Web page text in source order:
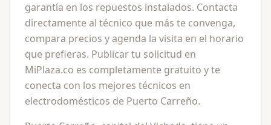
garantía en los repuestos instalados. Contacta
directamente al técnico que más te convenga,
compara precios y agenda la visita en el horario
que prefieras. Publicar tu solicitud en
MiPlaza.co es completamente gratuito y te
conecta con los mejores técnicos en
electrodomésticos de Puerto Carreño.